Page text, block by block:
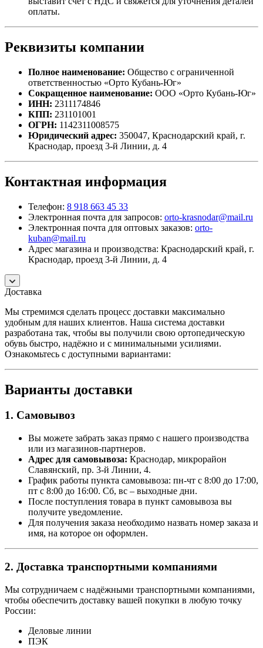
оплаты.
Реквизиты компании
Полное наименование: Общество с ограниченной
ответственностью «Орто Кубань-Юг»
Сокращенное наименование: ООО «Орто Кубань-Юг»
ИНН: 2311174846
КПП: 231101001
ОГРН: 1142311008575
Юридический адрес: 350047, Краснодарский край, г.
Краснодар, проезд 3-й Линии, д. 4
Контактная информация
Телефон: 8 918 663 45 33
Электронная почта для запросов: orto-krasnodar@mail.ru
Электронная почта для оптовых заказов: orto-
kuban@mail.ru
Адрес магазина и производства: Краснодарский край, г.
Краснодар, проезд 3-й Линии, д. 4
Доставка
Мы стремимся сделать процесс доставки максимально
удобным для наших клиентов. Наша система доставки
разработана так, чтобы вы получили свою ортопедическую
обувь быстро, надёжно и с минимальными усилиями.
Ознакомьтесь с доступными вариантами:
Варианты доставки
1. Самовывоз
Вы можете забрать заказ прямо с нашего производства
или из магазинов-партнеров.
Адрес для самовывоза: Краснодар, микрорайон
Славянский, пр. 3-й Линии, 4.
График работы пункта самовывоза: пн-чт с 8:00 до 17:00,
пт с 8:00 до 16:00. Сб, вс – выходные дни.
После поступления товара в пункт самовывоза вы
получите уведомление.
Для получения заказа необходимо назвать номер заказа и
имя, на которое он оформлен.
2. Доставка транспортными компаниями
Мы сотрудничаем с надёжными транспортными компаниями,
чтобы обеспечить доставку вашей покупки в любую точку
России:
Деловые линии
ПЭК